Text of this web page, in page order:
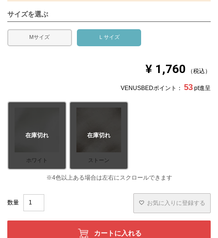
サイズを選ぶ
Mサイズ Ｌサイズ
¥ 1,760 税込
VENUSBEDポイント： 53 pt進呈
ホワイト
在庫切れ
ストーン
在庫切れ
お気に入りに登録する
カートに入れる